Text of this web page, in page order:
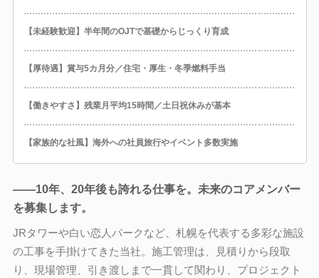
【未経験歓迎】半年間のOJTで基礎からじっくり育成
【厚待遇】賞与5カ月分／住宅・厚生・冬季燃料手当
【働きやすさ】残業月平均15時間／土日祝休みが基本
【家族的な社風】海外への社員旅行やイベント多数実施
――10年、20年後も誇れる仕事を。未来のコアメンバー
を募集します。
JRタワーや白い恋人パークなど、札幌を代表する多彩な施設
の工事を手掛けてきた当社。施工管理は、見積りから段取
り、現場管理、引き渡しまで一貫して関わり、プロジェクト